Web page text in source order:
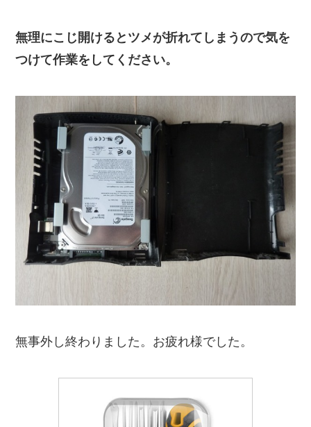
無理にこじ開けるとツメが折れてしまうので気を
つけて作業をしてください。
無事外し終わりました。お疲れ様でした。